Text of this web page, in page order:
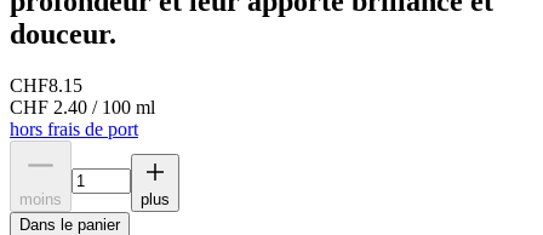
douceur.
CHF8.15
CHF 2.40 / 100 ml
hors frais de port
moins
plus
Dans le panier